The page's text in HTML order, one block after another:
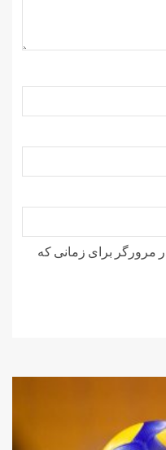
مرورگر برای زمانی که